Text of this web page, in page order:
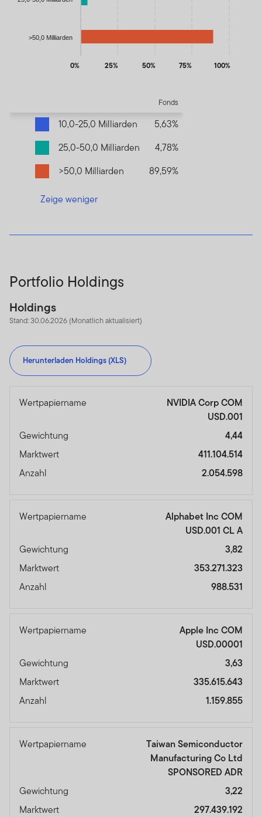
>50,0 Milliarden
0% 100%
25% 50% 75%
Fonds
10,0-25,0 Milliarden
5,63%
25,0-50,0 Milliarden
4,78%
>50,0 Milliarden
89,59%
Zeige weniger
Portfolio Holdings
Holdings
Stand: 30.06.2026 (Monatlich aktualisiert)
Herunterladen Holdings (XLS)
Wertpapiername
NVIDIA Corp COM
USD.001
Gewichtung
4,44
Marktwert
411.104.514
Anzahl
2.054.598
Wertpapiername
Alphabet Inc COM
USD.001 CL A
Gewichtung
3,82
Marktwert
353.271.323
Anzahl
988.531
Wertpapiername
Apple Inc COM
USD.00001
Gewichtung
3,63
Marktwert
335.615.643
Anzahl
1.159.855
Wertpapiername
Taiwan Semiconductor
Manufacturing Co Ltd
SPONSORED ADR
Gewichtung
3,22
Marktwert
297.439.192